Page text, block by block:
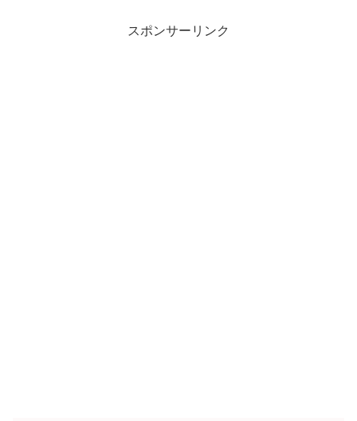
スポンサーリンク